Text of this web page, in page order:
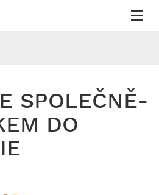
SPOLEČNĚ-
DO